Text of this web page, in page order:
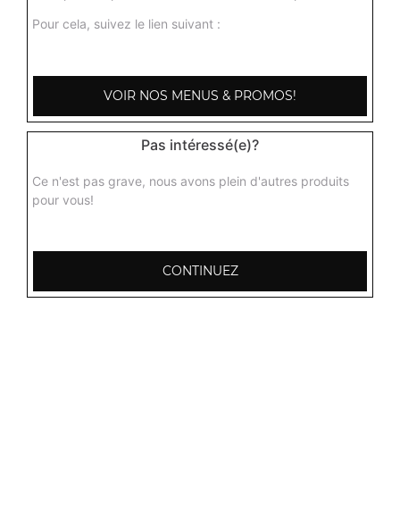
Pour cela, suivez le lien suivant :
VOIR NOS MENUS & PROMOS!
Pas intéressé(e)?
Ce n'est pas grave, nous avons plein d'autres produits
pour vous!
CONTINUEZ